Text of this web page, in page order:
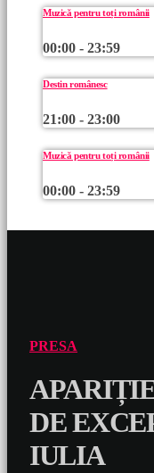
Muzică pentru toți românii
00:00 - 23:59
Destin românesc
21:00 - 23:00
Muzică pentru toți românii
00:00 - 23:59
PRESA
DE
IULIA